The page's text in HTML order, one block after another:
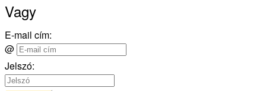
Vagy
E-mail cím:
@
Jelszó: